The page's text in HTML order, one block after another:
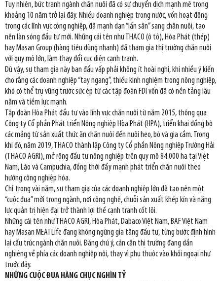
Tuy nhiên, bức tranh ngành chăn nuôi đã có sự chuyển dịch mạnh mẽ trong
khoảng 10 năm trở lại đây. Nhiều doanh nghiệp trong nước, vốn hoạt động
trong các lĩnh vực công nghiệp, đã mạnh dạn “lấn sân” sang chăn nuôi, tạo
nên làn sóng đầu tư mới. Những cái tên như THACO (ô tô), Hòa Phát (thép)
hay Masan Group (hàng tiêu dùng nhanh) đã tham gia thị trường chăn nuôi
với quy mô lớn, làm thay đổi cục diện cạnh tranh.
Dù vậy, sự tham gia này ban đầu vấp phải không ít hoài nghi, khi nhiều ý kiến
cho rằng các doanh nghiệp “tay ngang”, thiếu kinh nghiệm trong nông nghiệp,
khó có thể trụ vững trước sức ép từ các tập đoàn FDI vốn đã có nền tảng lâu
năm và tiềm lực mạnh.
Tập đoàn Hòa Phát đầu tư vào lĩnh vực chăn nuôi từ năm 2015, thông qua
Công ty Cổ phần Phát triển Nông nghiệp Hòa Phát (HPA), triển khai đồng bộ
các mảng từ sản xuất thức ăn chăn nuôi đến nuôi heo, bò và gia cầm. Trong
khi đó, năm 2019, THACO thành lập Công ty Cổ phần Nông nghiệp Trường Hải
(THACO AGRI), mở rộng đầu tư nông nghiệp trên quy mô 84.000 ha tại Việt
Nam, Lào và Campuchia, đồng thời đẩy mạnh phát triển chăn nuôi theo
hướng công nghiệp hóa.
Chỉ trong vài năm, sự tham gia của các doanh nghiệp lớn đã tạo nên một
“cuộc đua” mới trong ngành, nơi công nghệ, chuỗi sản xuất khép kín và năng
lực quản trị hiện đại trở thành lợi thế cạnh tranh cốt lõi.
Những cái tên như THACO AGRI, Hòa Phát, Dabaco Việt Nam, BAF Việt Nam
hay Masan MEATLife đang không ngừng gia tăng đầu tư, từng bước định hình
lại cấu trúc ngành chăn nuôi. Đáng chú ý, cán cân thị trường đang dần
nghiêng về phía các doanh nghiệp nội, thay vì phụ thuộc vào khối ngoại như
trước đây.
NHỮNG CUỘC ĐUA HÀNG CHỤC NGHÌN TỶ